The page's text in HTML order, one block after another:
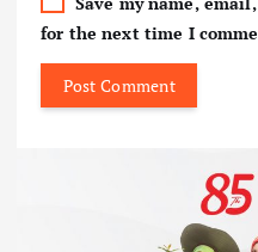
for the next time I